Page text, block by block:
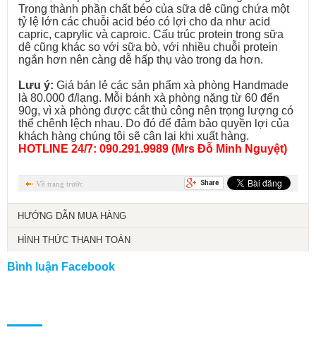
Trong thành phần chất béo của sữa dê cũng chứa một
tỷ lệ lớn các chuỗi acid béo có lợi cho da như acid
capric, caprylic và caproic. Cấu trúc protein trong sữa
dê cũng khác so với sữa bò, với nhiều chuỗi protein
ngắn hơn nên càng dễ hấp thụ vào trong da hơn.
Lưu ý: Giá bán lẻ các sản phẩm xà phòng Handmade
là 80.000 đ/lạng. Mỗi bánh xà phòng nặng từ 60 đến
90g, vì xà phòng được cắt thủ công nên trọng lượng có
thể chênh lệch nhau. Do đó để đảm bảo quyền lợi của
khách hàng chúng tôi sẽ cân lại khi xuất hàng.
HOTLINE 24/7: 090.291.9989 (Mrs Đỗ Minh Nguyệt)
Về trang trước
HƯỚNG DẪN MUA HÀNG
HÌNH THỨC THANH TOÁN
Bình luận Facebook